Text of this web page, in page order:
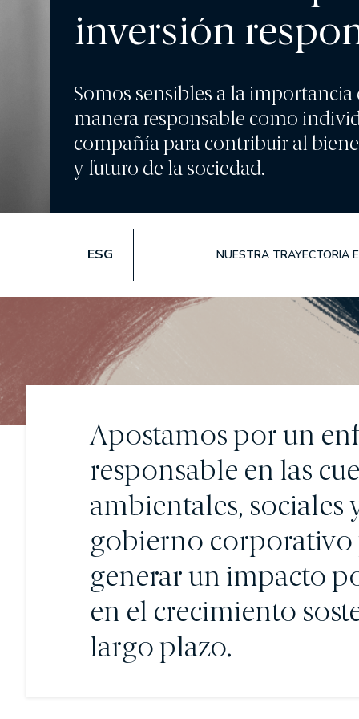
RENTABILIDADES
RENTA VARIABLE
EDM International
EDM International
EDM International
EDM International
EDM Renta
EDM Pointer SA SIL
EDM International
Duration
EDM Renta Fija
EDM Renta Fija
EDM Horizonte 3
EDM Renta Fija
EDM International -
RENTA MIXTA
EDM Cartera FI
inversión
Somos sensibles a la importancia
manera responsable como
compañía para contribuir al
y futuro de la sociedad.
ESG NUESTRA TRAYECTORIA
Apostamos por un
responsable en las
ambientales, sociales
gobierno corporativo
generar un impacto
en el crecimiento
largo plazo.